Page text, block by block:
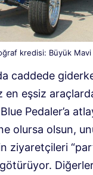
kredisi: Büyük Mavi
caddede
en eşsiz
Pedaler’a
olursa olsun,
ziyaretçileri